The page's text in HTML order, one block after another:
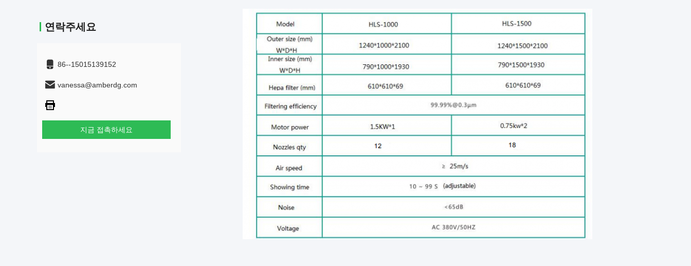
연락주세요
86--15015139152
vanessa@amberdg.com
지금 접촉하세요